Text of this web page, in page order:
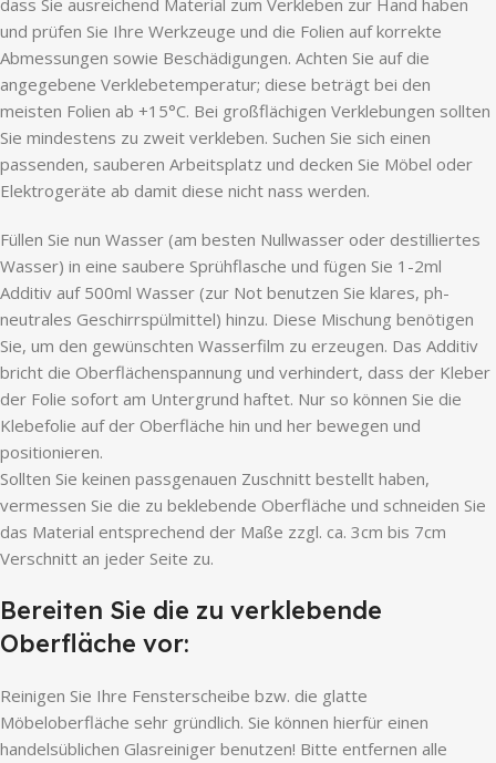
dass Sie ausreichend Material zum Verkleben zur Hand haben
und prüfen Sie Ihre Werkzeuge und die Folien auf korrekte
Abmessungen sowie Beschädigungen. Achten Sie auf die
angegebene Verklebetemperatur; diese beträgt bei den
meisten Folien ab +15°C. Bei großflächigen Verklebungen sollten
Sie mindestens zu zweit verkleben. Suchen Sie sich einen
passenden, sauberen Arbeitsplatz und decken Sie Möbel oder
Elektrogeräte ab damit diese nicht nass werden.
Füllen Sie nun Wasser (am besten Nullwasser oder destilliertes
Wasser) in eine saubere Sprühflasche und fügen Sie 1-2ml
Additiv auf 500ml Wasser (zur Not benutzen Sie klares, ph-
neutrales Geschirrspülmittel) hinzu. Diese Mischung benötigen
Sie, um den gewünschten Wasserfilm zu erzeugen. Das Additiv
bricht die Oberflächenspannung und verhindert, dass der Kleber
der Folie sofort am Untergrund haftet. Nur so können Sie die
Klebefolie auf der Oberfläche hin und her bewegen und
positionieren.
Sollten Sie keinen passgenauen Zuschnitt bestellt haben,
vermessen Sie die zu beklebende Oberfläche und schneiden Sie
das Material entsprechend der Maße zzgl. ca. 3cm bis 7cm
Verschnitt an jeder Seite zu.
Bereiten Sie die zu verklebende
Oberfläche vor:
Reinigen Sie Ihre Fensterscheibe bzw. die glatte
Möbeloberfläche sehr gründlich. Sie können hierfür einen
handelsüblichen Glasreiniger benutzen! Bitte entfernen alle